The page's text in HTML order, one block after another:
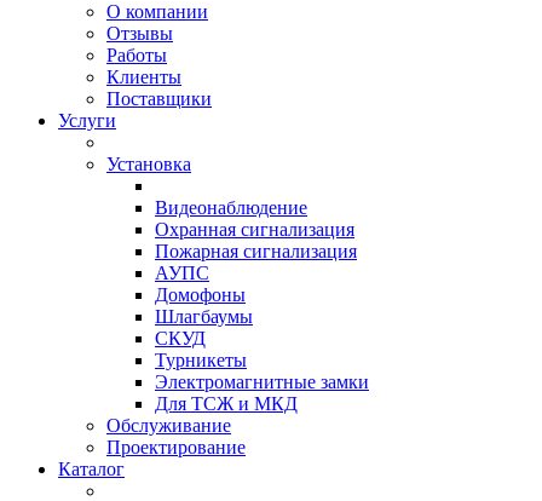
О компании
Отзывы
Работы
Клиенты
Поставщики
Услуги
Установка
Видеонаблюдение
Охранная сигнализация
Пожарная сигнализация
АУПС
Домофоны
Шлагбаумы
СКУД
Турникеты
Электромагнитные замки
Для ТСЖ и МКД
Обслуживание
Проектирование
Каталог